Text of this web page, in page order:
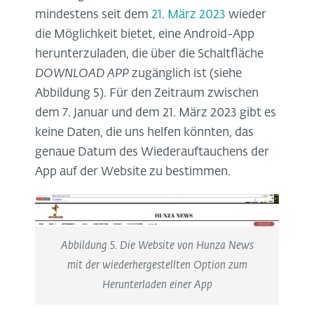
mindestens seit dem 21. März 2023 wieder
die Möglichkeit bietet, eine Android-App
herunterzuladen, die über die Schaltfläche
DOWNLOAD APP zugänglich ist (siehe
Abbildung 5). Für den Zeitraum zwischen
dem 7. Januar und dem 21. März 2023 gibt es
keine Daten, die uns helfen könnten, das
genaue Datum des Wiederauftauchens der
App auf der Website zu bestimmen.
Abbildung 5. Die Website von Hunza News
mit der wiederhergestellten Option zum
Herunterladen einer App